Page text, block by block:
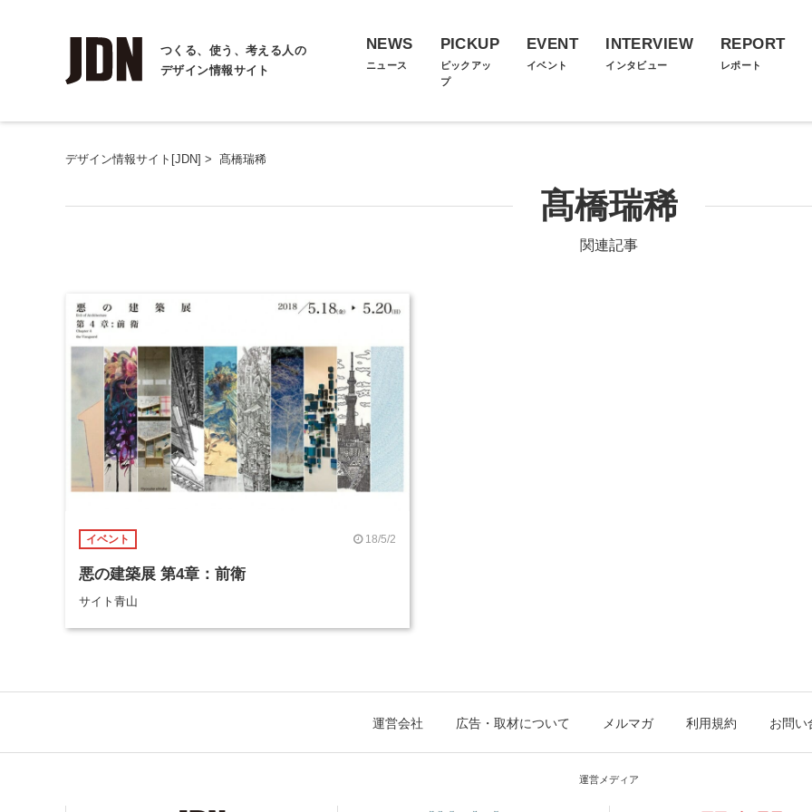
つくる、使う、考える人の
デザイン情報サイト
NEWS
ニュース
PICKUP
ピックアッ
プ
EVENT
イベント
INTERVIEW
インタビュー
REPORT
レポート
デザイン情報サイト[JDN] > 髙橋瑞稀
髙橋瑞稀
関連記事
イベント 18/5/2
悪の建築展 第4章：前衛
サイト青山
運営会社 広告・取材について メルマガ 利用規約 お問い
運営メディア